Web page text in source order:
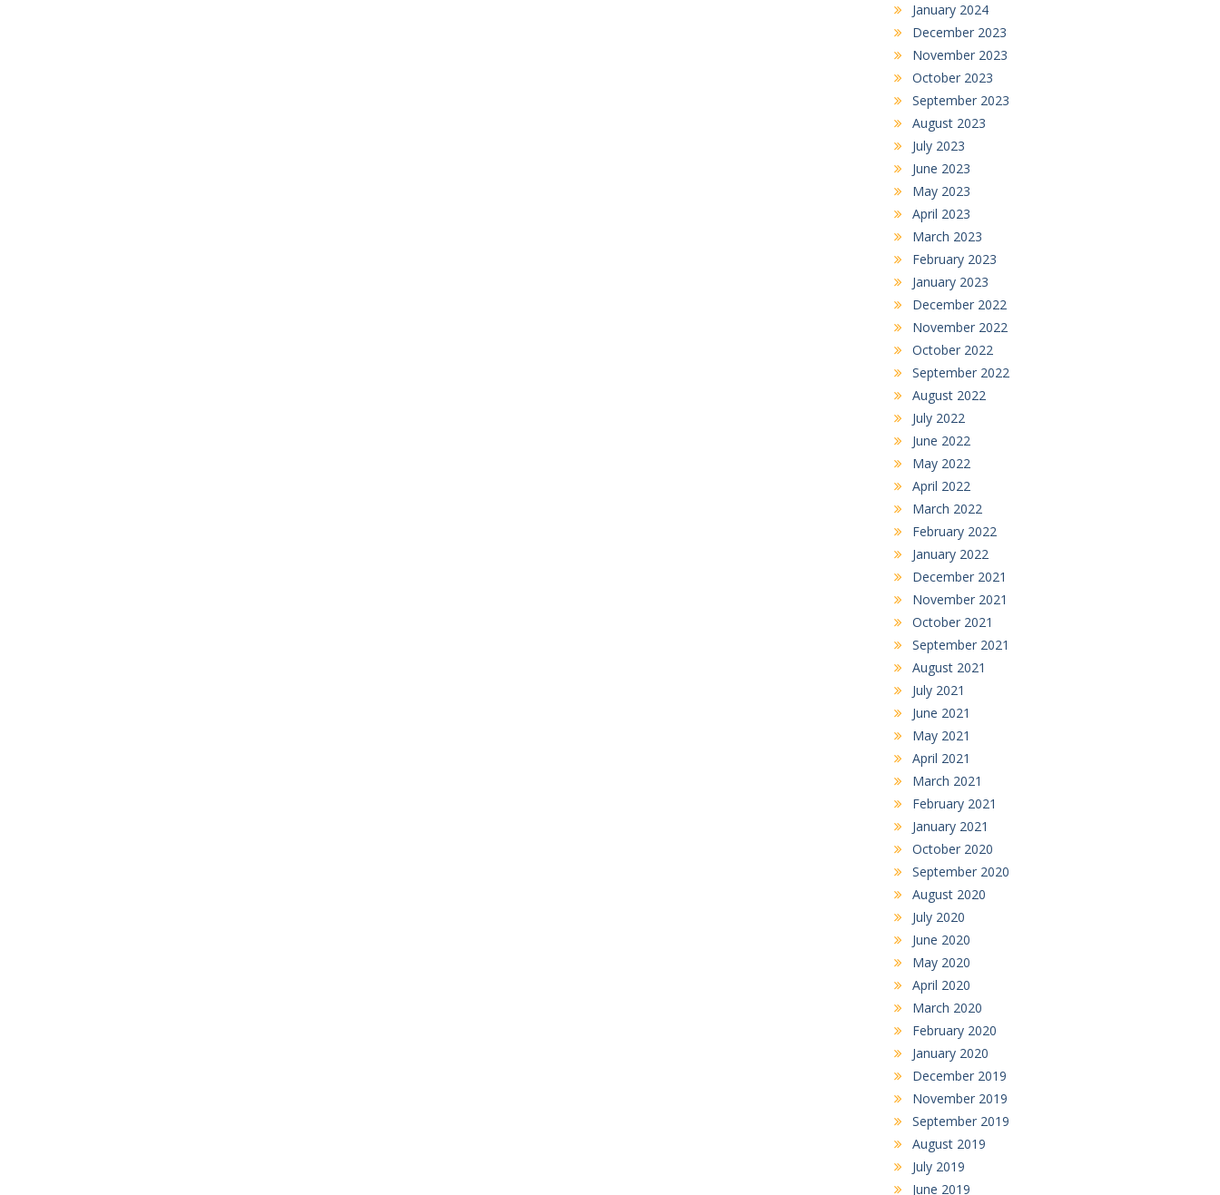
January 2024
December 2023
November 2023
October 2023
September 2023
August 2023
July 2023
June 2023
May 2023
April 2023
March 2023
February 2023
January 2023
December 2022
November 2022
October 2022
September 2022
August 2022
July 2022
June 2022
May 2022
April 2022
March 2022
February 2022
January 2022
December 2021
November 2021
October 2021
September 2021
August 2021
July 2021
June 2021
May 2021
April 2021
March 2021
February 2021
January 2021
October 2020
September 2020
August 2020
July 2020
June 2020
May 2020
April 2020
March 2020
February 2020
January 2020
December 2019
November 2019
September 2019
August 2019
July 2019
June 2019